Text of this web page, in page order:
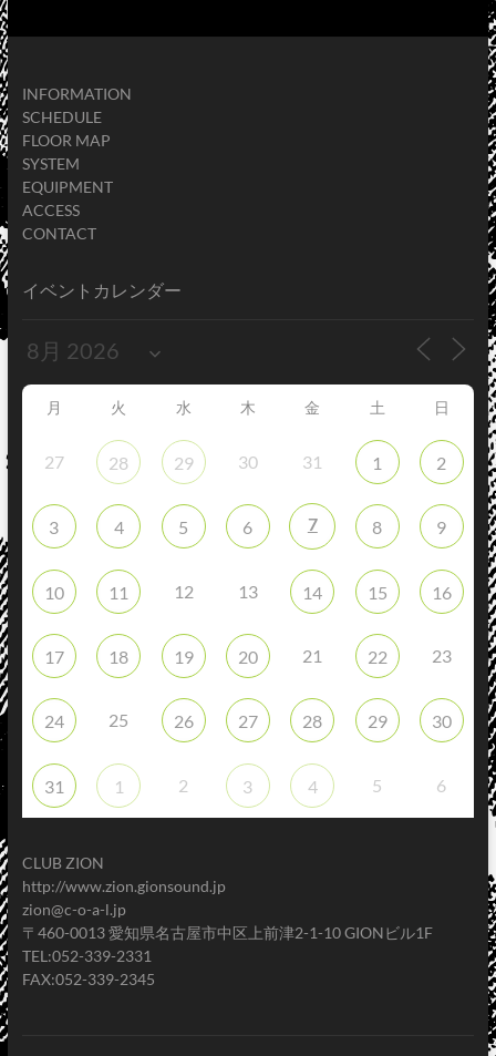
INFORMATION
SCHEDULE
FLOOR MAP
SYSTEM
EQUIPMENT
ACCESS
CONTACT
イベントカレンダー
月 火 水 木 金 土 日
27 28 29 30 31 1 2
3 4 5 6 7 8 9
10 11 12 13 14 15 16
17 18 19 20 21 22 23
24 25 26 27 28 29 30
31 1 2 3 4 5 6
CLUB ZION
http://www.zion.gionsound.jp
zion@c-o-a-l.jp
〒460-0013 愛知県名古屋市中区上前津2-1-10 GIONビル1F
TEL:052-339-2331
FAX:052-339-2345